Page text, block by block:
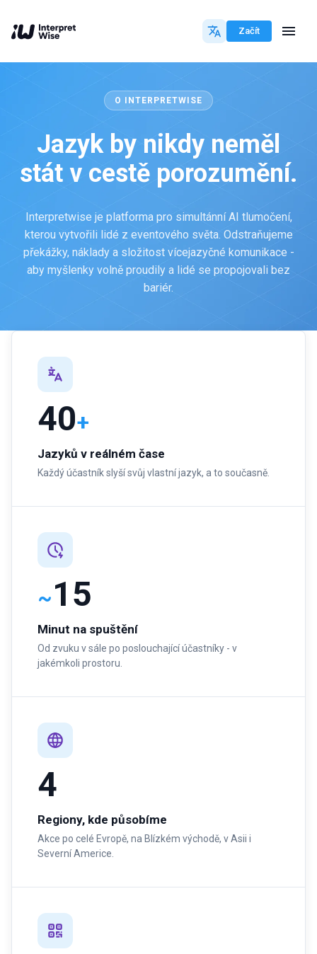
Začít
O INTERPRETWISE
Jazyk by nikdy neměl
stát v cestě porozumění.
Interpretwise je platforma pro simultánní AI tlumočení,
kterou vytvořili lidé z eventového světa. Odstraňujeme
překážky, náklady a složitost vícejazyčné komunikace -
aby myšlenky volně proudily a lidé se propojovali bez
bariér.
40+
Jazyků v reálném čase
Každý účastník slyší svůj vlastní jazyk, a to současně.
~15
Minut na spuštění
Od zvuku v sále po poslouchající účastníky - v
jakémkoli prostoru.
4
Regiony, kde působíme
Akce po celé Evropě, na Blízkém východě, v Asii i
Severní Americe.